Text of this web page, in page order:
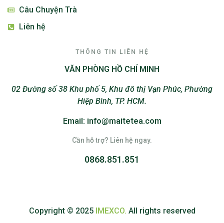
Câu Chuyện Trà
Liên hệ
THÔNG TIN LIÊN HỆ
VĂN PHÒNG HỒ CHÍ MINH
02 Đường số 38 Khu phố 5, Khu đô thị Vạn Phúc, Phường
Hiệp Bình, TP. HCM.
Email: info@maitetea.com
Cần hỗ trợ? Liên hệ ngay.
0868.851.851
Copyright © 2025 IMEXCO. All rights reserved